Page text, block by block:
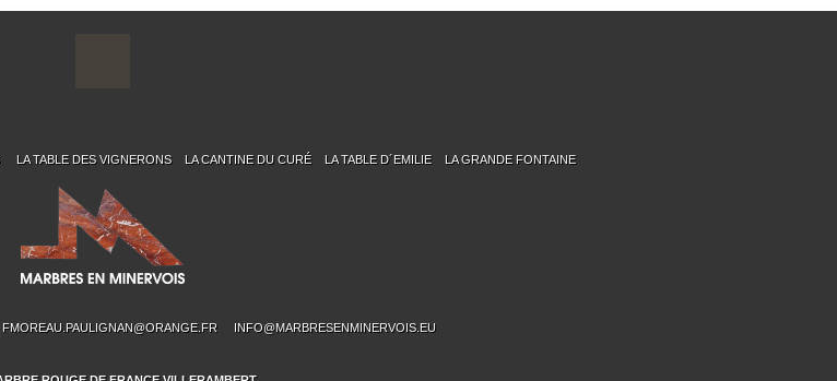
LA TABLE DES VIGNERONS LA CANTINE DU CURÉ LA TABLE D´EMILIE LA GRANDE FONTAINE
FMOREAU.PAULIGNAN@ORANGE.FR INFO@MARBRESENMINERVOIS.EU